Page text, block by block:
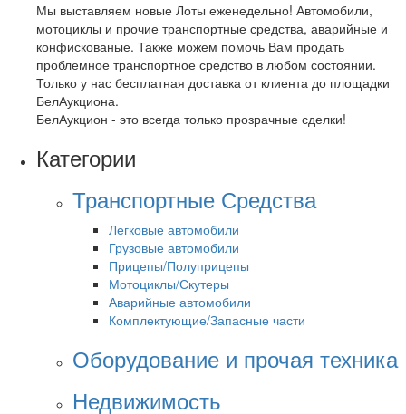
Мы выставляем новые Лоты еженедельно! Автомобили,
мотоциклы и прочие транспортные средства, аварийные и
конфискованые. Также можем помочь Вам продать
проблемное транспортное средство в любом состоянии.
Только у нас бесплатная доставка от клиента до площадки
БелАукциона.
БелАукцион - это всегда только прозрачные сделки!
Категории
Транспортные Средства
Легковые автомобили
Грузовые автомобили
Прицепы/Полуприцепы
Мотоциклы/Скутеры
Аварийные автомобили
Комплектующие/Запасные части
Оборудование и прочая техника
Недвижимость